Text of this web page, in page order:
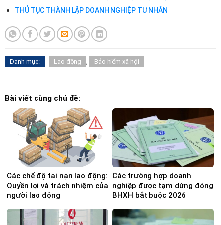
THỦ TỤC THÀNH LẬP DOANH NGHIỆP TƯ NHÂN
Danh mục: Lao động , Bảo hiểm xã hội
Bài viết cùng chủ đề:
Các chế độ tai nạn lao động:
Quyền lợi và trách nhiệm của
người lao động
Các trường hợp doanh
nghiệp được tạm dừng đóng
BHXH bắt buộc 2026